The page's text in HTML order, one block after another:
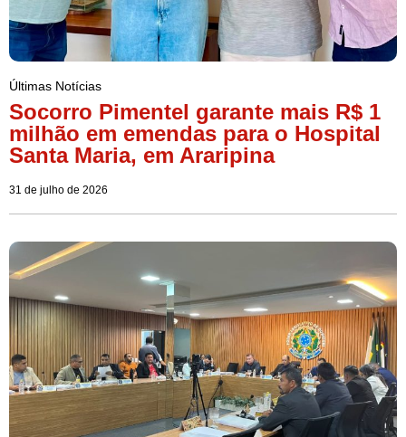
Últimas Notícias
Socorro Pimentel garante mais R$ 1
milhão em emendas para o Hospital
Santa Maria, em Araripina
31 de julho de 2026